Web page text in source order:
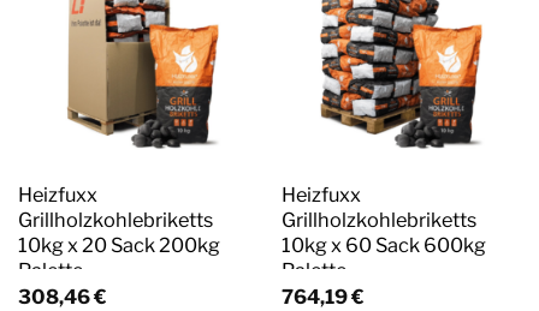
Heizfuxx
Grillholzkohlebriketts
10kg x 20 Sack 200kg
Palette
308,46€
Heizfuxx
Grillholzkohlebriketts
10kg x 60 Sack 600kg
Palette
764,19€